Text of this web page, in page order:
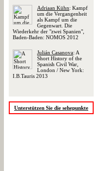
Adriaan Kühn: Kampf
um die Vergangenheit
als Kampf um die
Gegenwart. Die
Wiederkehr der "zwei Spanien",
Baden-Baden: NOMOS 2012
Julián Casanova: A
Short History of the
Spanish Civil War,
London / New York:
I.B.Tauris 2013
Unterstützen Sie die sehepunkte